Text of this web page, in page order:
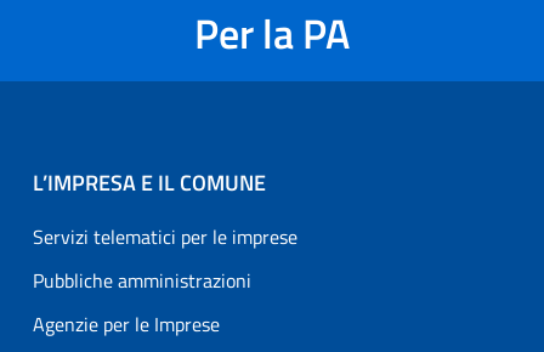
Per la PA
L’IMPRESA E IL COMUNE
Servizi telematici per le imprese
Pubbliche amministrazioni
Agenzie per le Imprese